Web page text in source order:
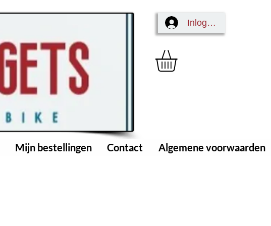
Inloggen
Mijn bestellingen Contact Algemene voorwaarden